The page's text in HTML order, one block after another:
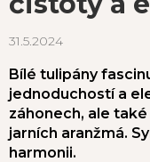
31.5.2024
Bílé tulipány
jednoduchostí a
záhonech, ale
jarních aranžmá.
harmonii.